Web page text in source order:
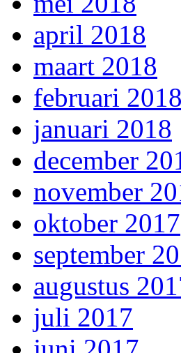
april 2018
maart 2018
februari 2018
januari 2018
december
november
oktober 2017
september
augustus
juli 2017